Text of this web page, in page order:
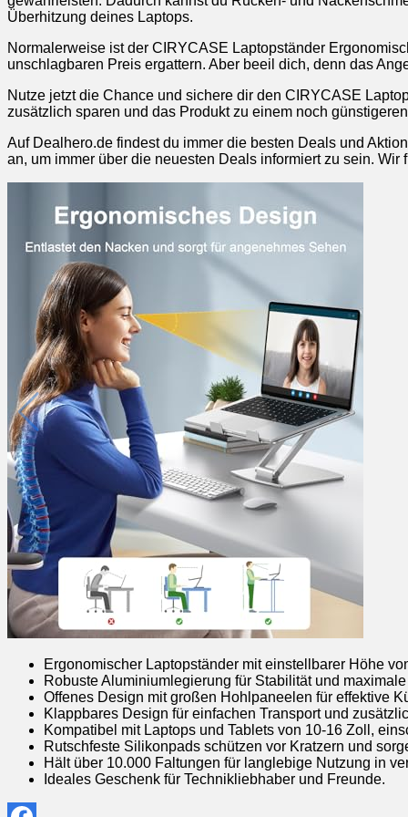
Überhitzung deines Laptops.
Normalerweise ist der CIRYCASE Laptopständer
unschlagbaren Preis ergattern. Aber beeil dich, denn das
Nutze jetzt die Chance und sichere dir den CIRYCASE
zusätzlich sparen und das Produkt zu einem noch
Auf Dealhero.de findest du immer die besten Deals und
an, um immer über die neuesten Deals informiert zu sein.
Ergonomischer Laptopständer mit einstellbarer Höhe
Robuste Aluminiumlegierung für Stabilität und
Offenes Design mit großen Hohlpaneelen für effektive
Klappbares Design für einfachen Transport und
Kompatibel mit Laptops und Tablets von 10-16 Zoll,
Rutschfeste Silikonpads schützen vor Kratzern und
Hält über 10.000 Faltungen für langlebige Nutzung in
Ideales Geschenk für Technikliebhaber und Freunde.